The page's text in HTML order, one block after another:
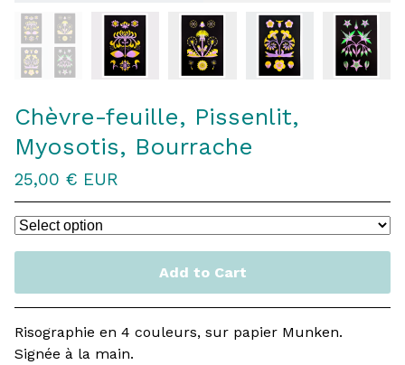
Chèvre-feuille, Pissenlit,
Myosotis, Bourrache
25,00 € EUR
Add to Cart
Risographie en 4 couleurs, sur papier Munken.
Signée à la main.